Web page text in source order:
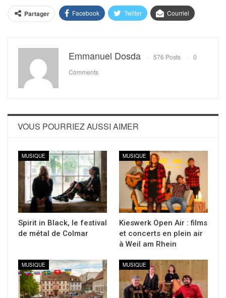
Partager Facebook Twitter Courriel
Emmanuel Dosda 576 Posts
0
Comments
VOUS POURRIEZ AUSSI AIMER
MUSIQUE
Spirit in Black, le festival
de métal de Colmar
MUSIQUE
Kieswerk Open Air : films
et concerts en plein air
à Weil am Rhein
MUSIQUE MUSIQUE